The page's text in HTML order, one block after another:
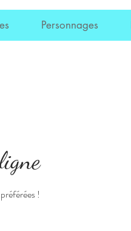
Personnages
!